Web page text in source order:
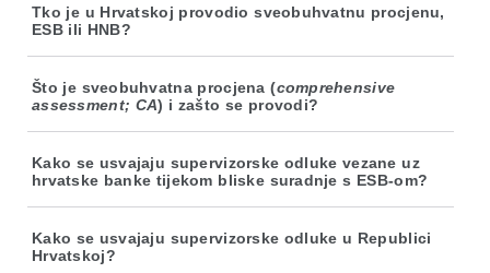
Tko je u Hrvatskoj provodio sveobuhvatnu procjenu,
ESB ili HNB?
Što je sveobuhvatna procjena (comprehensive
assessment; CA) i zašto se provodi?
Kako se usvajaju supervizorske odluke vezane uz
hrvatske banke tijekom bliske suradnje s ESB-om?
Kako se usvajaju supervizorske odluke u Republici
Hrvatskoj?